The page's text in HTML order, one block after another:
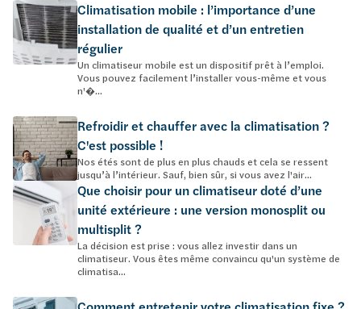
Climatisation mobile : l’importance d’une
installation de qualité et d’un entretien
régulier
Un climatiseur mobile est un dispositif prêt à l’emploi.
Vous pouvez facilement l’installer vous-même et vous
n'�...
Refroidir et chauffer avec la climatisation ?
C'est possible !
Nos étés sont de plus en plus chauds et cela se ressent
jusqu’à l’intérieur. Sauf, bien sûr, si vous avez l'air...
Que choisir pour un climatiseur doté d’une
unité extérieure : une version monosplit ou
multisplit ?
La décision est prise : vous allez investir dans un
climatiseur. Vous êtes même convaincu qu'un système de
climatisa...